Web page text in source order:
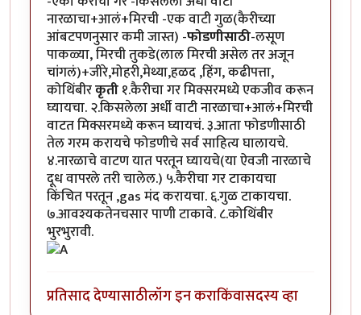
नारळाचा+आलं+मिरची -एक वाटी गुळ(कैरीच्या​
आंबटपणनुसार कमी जास्त) -फोडणीसाठी-लसूण
पाकळ्या, मिरची तुकडे(लाल मिरची असेल तर अजून
चांगलं)+जीरे,मोहरी,मेथ्या,हळद ,हिंग, कढीपत्ता,
कोथिंबीरकृती१.कैरीचा गर मिक्सरमध्ये एकजीव करून
घ्यायचा. २.किसलेला अर्धी वाटी नारळाचा+आलं+मिरची
वाटत मिक्सरमध्ये करून घ्यायचं. ३.आता फोडणीसाठी
तेल गरम करायचे फोडणीचे सर्व साहित्य घालायचे.
४.नारळाचे वाटण यात परतून घ्यायचे(या ऐवजी नारळाचे
दूध वापरले तरी चालेल.) ५.कैरीचा गर टाकायचा
किंचित परतून ,gas मंद करायचा. ६.गुळ टाकायचा.
७.आवश्यकतेनचसार पाणी टाकावे. ८.कोथिंबीर
भुरभुरावी.
प्रतिसाद देण्यासाठीलॉग इन कराकिंवासदस्य व्हा